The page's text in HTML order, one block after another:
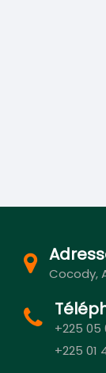
Cocody,
+225 05
+225 01